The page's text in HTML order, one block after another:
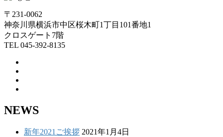
〒231-0062
神奈川県横浜市中区桜木町1丁目101番地1
クロスゲート7階
TEL 045-392-8135
NEWS
新年2021ご挨拶 2021年1月4日